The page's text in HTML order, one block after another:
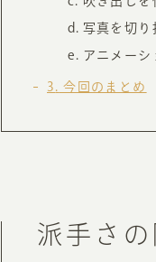
ABOUT
オンカについて
オフィス紹
写真を切り
アニメーシ
3 今回のまとめ
派手さ